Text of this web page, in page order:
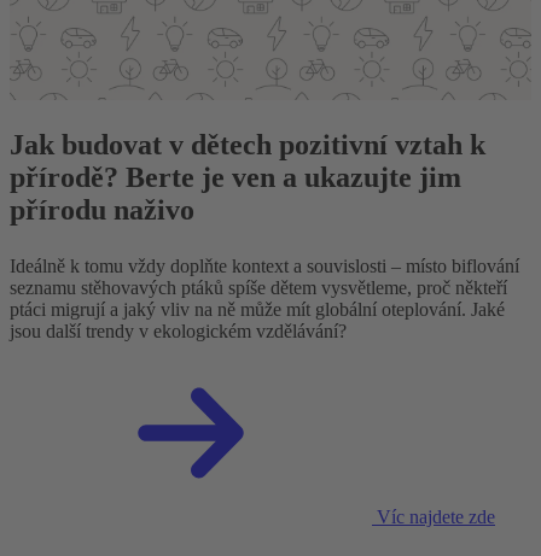
Jak budovat v dětech pozitivní vztah k
přírodě? Berte je ven a ukazujte jim
přírodu naživo
Ideálně k tomu vždy doplňte kontext a souvislosti – místo biflování
seznamu stěhovavých ptáků spíše dětem vysvětleme, proč někteří
ptáci migrují a jaký vliv na ně může mít globální oteplování. Jaké
jsou další trendy v ekologickém vzdělávání?
Víc najdete zde